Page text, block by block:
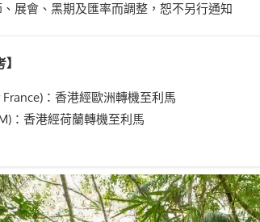
展會、黑期及匯率而調整，恕不另行通知
France)：香港經歐洲轉機至利馬
：香港經荷蘭轉機至利馬